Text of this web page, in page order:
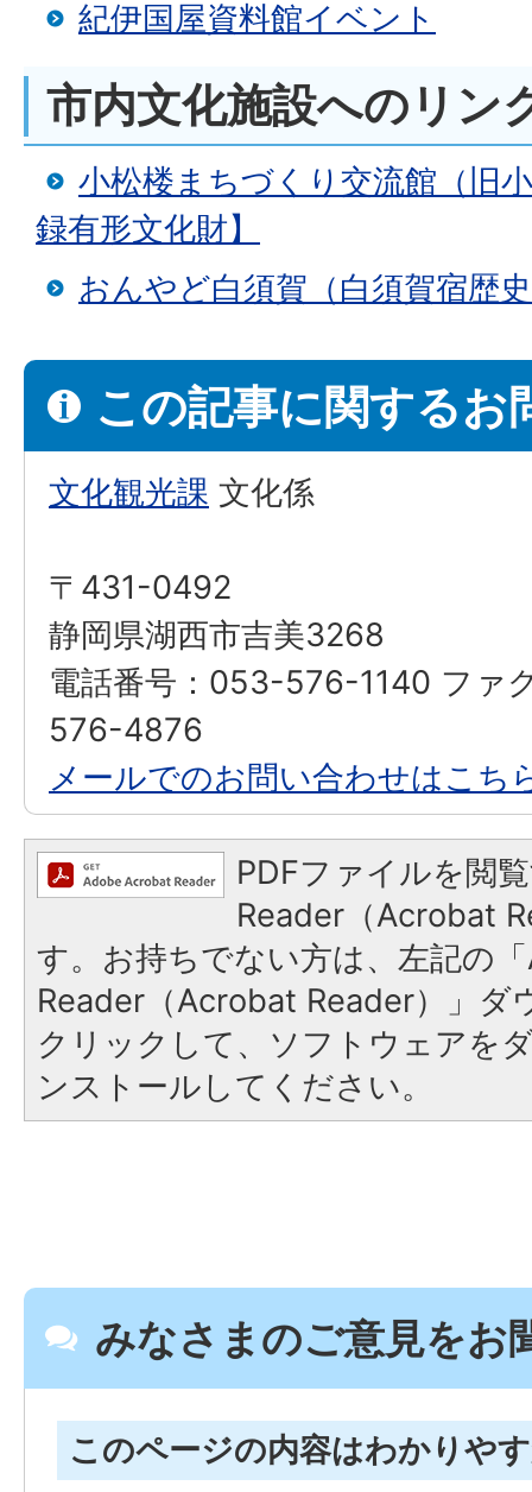
紀伊国屋資料館イベント
市内文化施設へのリン
小松楼まちづくり交流館（旧
録有形文化財】
おんやど白須賀（白須賀宿歴
この記事に関するお
文化観光課 文化係
〒431-0492
静岡県湖西市吉美3268
電話番号：053-576-1140 ファ
576-4876
メールでのお問い合わせはこち
PDFファイルを閲
Reader（Acrobat
す。お持ちでない方は、左記の
Reader（Acrobat Reader）」ダ
クリックして、ソフトウェアを
ンストールしてください。
みなさまのご意見をお
このページの内容はわかりや